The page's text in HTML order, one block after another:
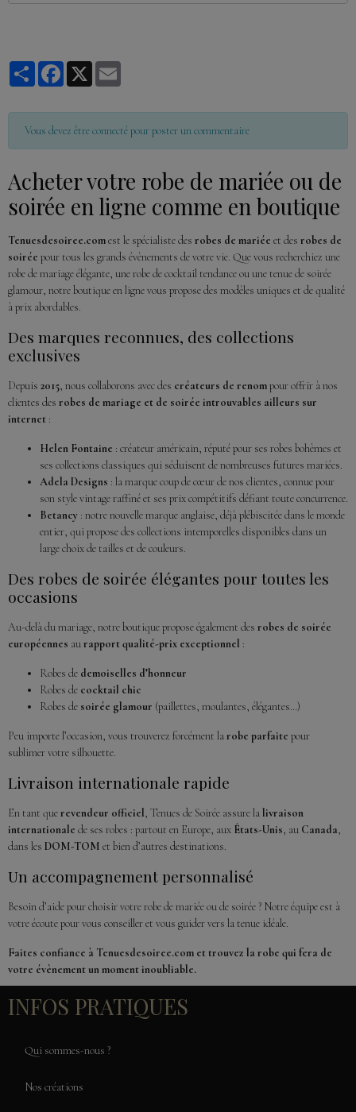
PartagerFacebook
X
Vous devez être connecté pour poster un commentaire
Acheter votre robe de mariée ou de
soirée en ligne comme en boutique
Tenuesdesoiree.comest le spécialiste des robes de mariée et des robes de
soirée pour tous les grands évènements de votre vie. Que vous recherchiez une
robe de mariage élégante, une robe de cocktail tendance ou une tenue de soirée
glamour, notre boutique en ligne vous propose des modèles uniques et de qualité
à prix abordables.
Des marques reconnues, des collections
exclusives
Depuis 2015, nous collaborons avec des créateurs de renompour offrir à nos
clientes des robes de mariage et de soirée introuvables ailleurs sur
internet :
Helen Fontaine : créateur américain, réputé pour ses robes bohèmes et
ses collections classiques qui séduisent de nombreuses futures mariées.
Adela Designs : la marque coup de cœur de nos clientes, connue pour
son style vintage raffiné et ses prix compétitifs défiant toute concurrence.
Betancy : notre nouvelle marque anglaise, déjà plébiscitée dans le monde
entier, qui propose des collections intemporelles disponibles dans un
large choix de tailles et de couleurs.
Des robes de soirée élégantes pour toutes les
occasions
Au-delà du mariage, notre boutique propose également des robes de soirée
européennes aurapport qualité-prix exceptionnel :
Robes de demoiselles d’honneur
Robes de cocktail chic
Robes de soirée glamour (paillettes, moulantes, élégantes…)
Peu importe l’occasion, vous trouverez forcément larobe parfaite pour
sublimer votre silhouette.
Livraison internationale rapide
En tant querevendeur officiel, Tenues de Soirée assure lalivraison
internationale de ses robes : partout en Europe, aux États-Unis, au Canada,
dans les DOM-TOM et bien d’autres destinations.
Un accompagnement personnalisé
Besoin d’aide pour choisir votre robe de mariée ou de soirée ? Notre équipe est à
votre écoute pour vous conseiller et vous guider vers la tenue idéale.
Faites confiance à Tenuesdesoiree.com et trouvez la robe qui fera de
votre évènement un moment inoubliable.
INFOS PRATIQUES
Qui sommes-nous ?
Nos créations